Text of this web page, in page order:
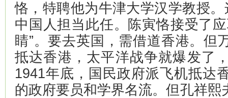
恪，特聘他为牛津大学汉学教授
中国人担当此任。陈寅恪接受了
睛”。要去英国，需借道香港。但
抵达香港，太平洋战争就爆发了
1941年底，国民政府派飞机抵达
的政府要员和学界名流。但孔祥熙